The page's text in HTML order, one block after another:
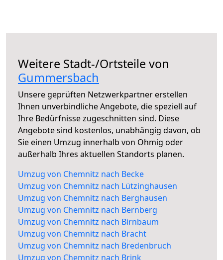
Weitere Stadt-/Ortsteile von
Gummersbach
Unsere geprüften Netzwerkpartner erstellen
Ihnen unverbindliche Angebote, die speziell auf
Ihre Bedürfnisse zugeschnitten sind. Diese
Angebote sind kostenlos, unabhängig davon, ob
Sie einen Umzug innerhalb von Ohmig oder
außerhalb Ihres aktuellen Standorts planen.
Umzug von Chemnitz nach Becke
Umzug von Chemnitz nach Lützinghausen
Umzug von Chemnitz nach Berghausen
Umzug von Chemnitz nach Bernberg
Umzug von Chemnitz nach Birnbaum
Umzug von Chemnitz nach Bracht
Umzug von Chemnitz nach Bredenbruch
Umzug von Chemnitz nach Brink